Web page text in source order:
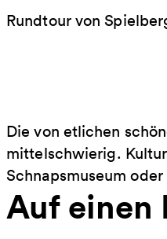
Rundtour von
Die von etlichen
mittelschwierig.
Schnapsmuseum
Auf einen